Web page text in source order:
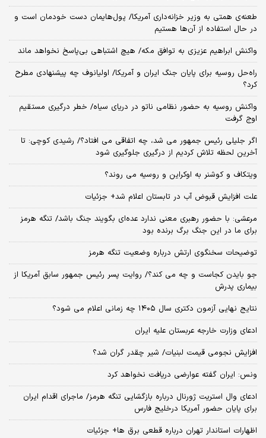
طعنه‌ی‌ همتی به وزیر خزانه‌داری آمریکا/ پول‌هایمان دست خودمان است و
در حال استفاده از آن‌ها هستیم
واکنش ابراهیم عزیزی به توافق مکه/ هیچ اشتباهی بی‌پاسخ نخواهد ماند
راه‌حل روسیه برای پایان جنگ ایران و آمریکا/ اولیانوف چه پیشنهادی مطرح
کرد؟
واکنش روسیه به حضور نظامی ناتو در دریای سیاه/ خطر درگیری مستقیم
اوج گرفت
اگر جلیلی رئیس جمهور می شد، چه اتفاقی می افتاد؟/ رشیدی کوچی: تا
آخرین لحظه تلاش کردیم از درگیری جلوگیری شود
ویتکاف و کوشنر به اوکراین و روسیه می روند؟
علت افزایش قبوض آب در تابستان اعلام شد+ جزئیات
مرعشی: با حضور رهبری معنی ندارد عده‌ای بگویند جنگ باشد/ تنگه هرمز
برای ما در این جنگ برگ برنده بود
توضیحات سخنگوی ارتش درباره وضعیت تنگه هرمز
جو بایدن کجاست و چه می کند؟/ روایت پسر رئیس جمهور سابق آمریکا از
بیماری پدرش
نتایج نهایی آزمون دکتری سال ۱۴۰۵ چه زمانی اعلام می شود؟
ادعای وزارت خارجه عربستان علیه ایران
افزایش نجومی قیمت لبنیات/ شیر چقدر گران شد؟
ونس: ایران گفته عوارضی دریافت نخواهد کرد
ادعای وال استریت ژورنال درباره بازگشایی تنگه هرمز/ ماجرای اقدام ایران
برای پایان حضور آمریکا درخلیج فارس
اظهارات استاندار تهران درباره قطعی برق ها+ جزئیات